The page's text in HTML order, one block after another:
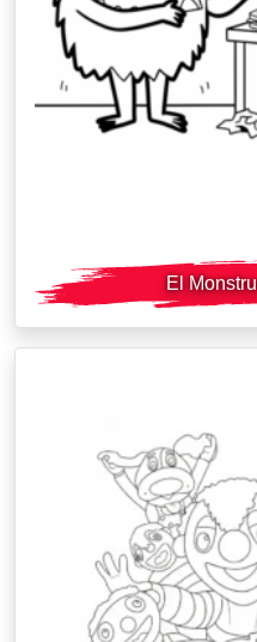
El